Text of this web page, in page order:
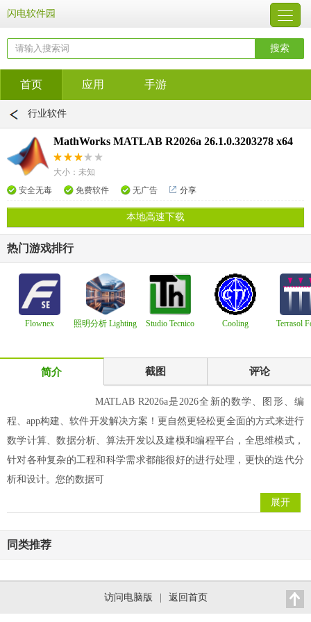
闪电软件园
首页 应用 手游
行业软件
MathWorks MATLAB R2026a 26.1.0.3203278 x64
大小：未知
安全无毒
免费软件 无广告 分享
本地高速下载
热门游戏排行
Flownex
照明分析 Lighting
Studio Tecnico
Cooling
Terrasol
简介 截图 评论
MATLAB R2026a是2026全新的数学、图形、编
程、app构建、软件开发解决方案！更自然更轻松更全面的方式来进行
数学计算、数据分析、算法开发以及建模和编程平台，全思维模式，
针对各种复杂的工程和科学需求都能很好的进行处理，更快的迭代分
析和设计。您的数据可
展开
同类推荐
访问电脑版 返回首页